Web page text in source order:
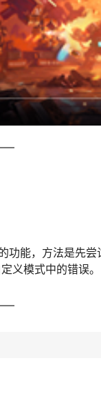
功能，方法是先
义模式中的错误。